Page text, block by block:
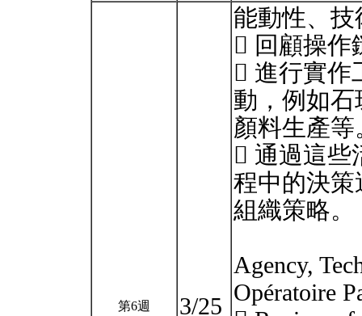
第6週 3/25
能動性、
 回顧操作
 進行實作
動，例如
顏料生產等
 通過這些
程中的決
組織策略。
Agency,
Opératoire